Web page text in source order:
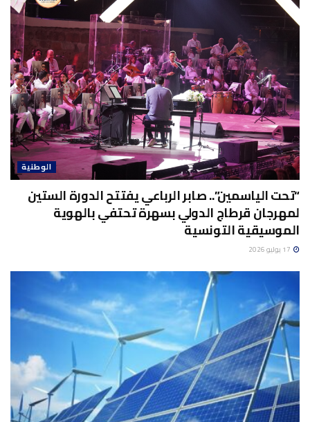
الوطنية
“تحت الياسمين”.. صابر الرباعي يفتتح الدورة الستين
لمهرجان قرطاج الدولي بسهرة تحتفي بالهوية
الموسيقية التونسية